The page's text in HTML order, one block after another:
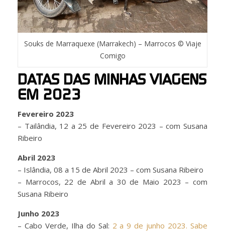
Souks de Marraquexe (Marrakech) – Marrocos © Viaje
Comigo
DATAS DAS MINHAS VIAGENS
EM 2023
Fevereiro 2023
– Tailândia, 12 a 25 de Fevereiro 2023 – com Susana
Ribeiro
Abril 2023
– Islândia, 08 a 15 de Abril 2023 – com Susana Ribeiro
– Marrocos, 22 de Abril a 30 de Maio 2023 – com
Susana Ribeiro
Junho 2023
– Cabo Verde, Ilha do Sal: 2 a 9 de junho 2023. Sabe